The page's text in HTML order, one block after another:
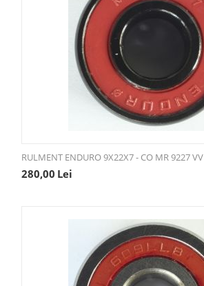
RULMENT ENDURO 9X22X7 - CO MR 9227 VV
280,00 Lei